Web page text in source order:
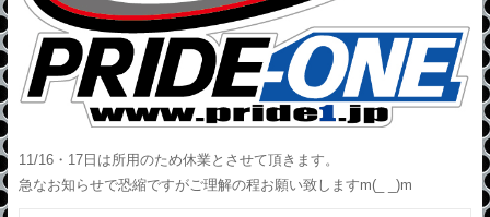
11/16・17日は所用のため休業とさせて頂きます。
急なお知らせで恐縮ですがご理解の程お願い致しますm(_ _)m